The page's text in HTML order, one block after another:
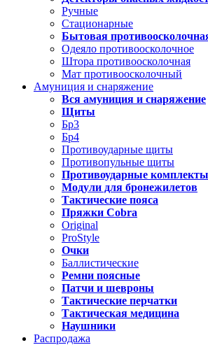
Ручные
Стационарные
Бытовая
Одеяло противоосколочное
Штора противоосколочная
Мат противоосколочный
Амуниция и снаряжение
Вся амуниция и снаряжение
Щиты
Бр3
Бр4
Противоударные щиты
Противопульные щиты
Противоударные комплекты
Модули для бронежилетов
Тактические пояса
Пряжки Cobra
Original
ProStyle
Очки
Баллистические
Ремни поясные
Патчи и шевроны
Тактические перчатки
Тактическая медицина
Наушники
Распродажа